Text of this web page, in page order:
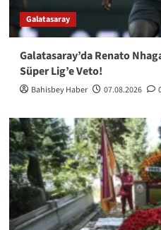
Galatasaray
Galatasaray’da Renato
Süper Lig’e Veto!
Bahisbey Haber 07.08.2026